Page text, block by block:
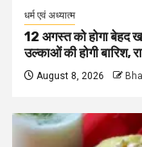
धर्म एवं अध्यात्म
12 अगस्त को होगा बेहद
उल्काओं की होगी बारिश,
August 8, 2026